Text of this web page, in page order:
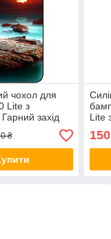
чохол для
Lite з
захід
₴
Lite
150